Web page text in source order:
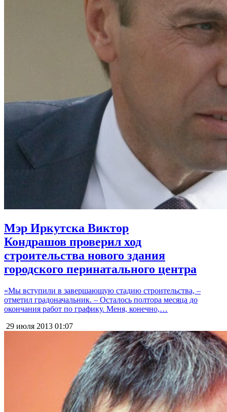
Мэр Иркутска Виктор
Кондрашов проверил ход
строительства нового здания
городского перинатального центра
«Мы вступили в завершающую стадию строительства, –
отметил градоначальник. – Осталось полтора месяца до
окончания работ по графику. Меня, конечно,…
29 июля 2013 01:07